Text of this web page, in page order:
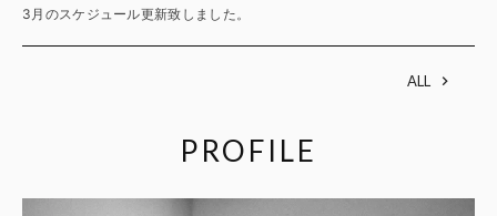
3月のスケジュール更新致しました。
ALL
PROFILE